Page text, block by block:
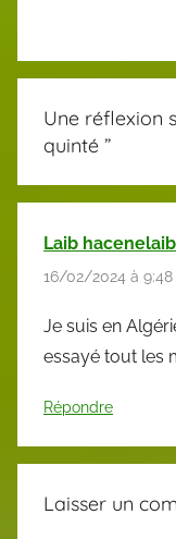
Une réflexion
quinté ”
Laib hacenelaib
16/02/2024 à 9:48
Je suis en
essayé tout les
Répondre
Laisser un